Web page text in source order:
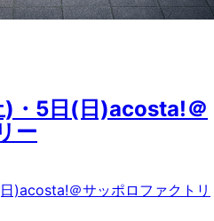
・5日(日)acosta!＠
ー